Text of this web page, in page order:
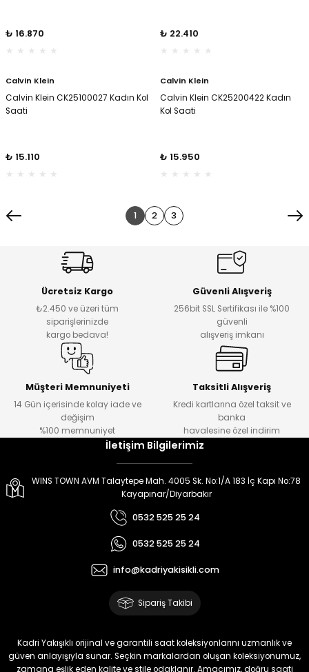
₺ 16.870 ₺ 22.410
Calvin Klein
Calvin Klein CK25100027 Kadın Kol
Saati
₺ 15.110
Calvin Klein
Calvin Klein CK25200422 Kadın
Kol Saati
₺ 15.950
1 2 3
Ücretsiz Kargo
₺2.450 ve üzeri tüm
siparişlerinizde
kargo bedava!
Güvenli Alışveriş
256bit SSL Sertifikası ile %100
güvenli
alışveriş imkanı
Müşteri Memnuniyeti
14 Gün içerisinde kolay iade ve
değişim
%100 memnuniyet
Taksitli Alışveriş
Kredi kartlarına özel taksit ve
banka
havalesine özel indirim
İletişim Bilgilerimiz
WINS TOWN AVM Talaytepe Mah. 4005 Sk. No:1/A 183 İç Kapı No:78
Kayapınar/Diyarbakır
0532 525 25 24
0532 525 25 24
info@kadriyakisikli.com
Sipariş Takibi
Kadri Yakışıklı orijinal ve garantili saat koleksiyonlarını uzmanlık ve
güven anlayışıyla sunar. Seçkin markalardan oluşan koleksiyonumuz,
zamana eşlik eden kalite ve stile odaklanır. Amacımız, doğru saati